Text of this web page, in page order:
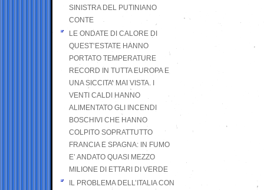
SINISTRA DEL PUTINIANO
CONTE
LE ONDATE DI CALORE DI
QUEST’ESTATE HANNO
PORTATO TEMPERATURE
RECORD IN TUTTA EUROPA E
UNA SICCITA’ MAI VISTA. I
VENTI CALDI HANNO
ALIMENTATO GLI INCENDI
BOSCHIVI CHE HANNO
COLPITO SOPRATTUTTO
FRANCIA E SPAGNA: IN FUMO
E’ ANDATO QUASI MEZZO
MILIONE DI ETTARI DI VERDE
IL PROBLEMA DELL’ITALIA CON